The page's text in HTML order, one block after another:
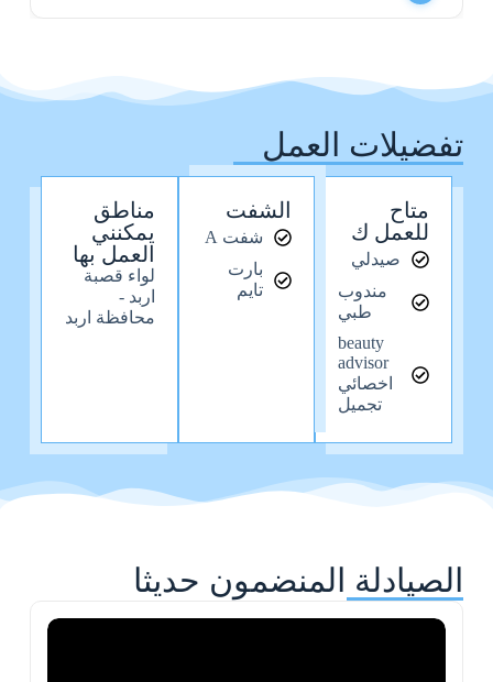
تفضيلات العمل
متاح
للعمل ك
صيدلي
مندوب
طبي
beauty
advisor
اخصائي
تجميل
الشفت
شفت A
بارت
تايم
مناطق
يمكنني
العمل بها
لواء قصبة
اربد -
محافظة اربد
الصيادلة المنضمون حديثا